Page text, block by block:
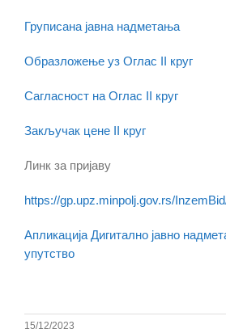
Груписана јавна надметања
Образложење уз Оглас II круг
Сагласност на Оглас II круг
Закључак цене II круг
Линк за пријаву
https://gp.upz.minpolj.gov.rs/
Апликација Дигитално јавно
упутство
15/12/2023